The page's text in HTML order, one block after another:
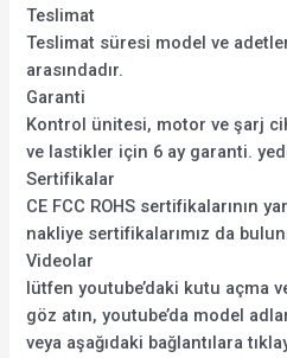
Teslimat
Teslimat süresi model ve
arasındadır.
Garanti
Kontrol ünitesi, motor ve şarj
ve lastikler için 6 ay garanti.
Sertifikalar
CE FCC ROHS sertifikalarının
nakliye sertifikalarımız da
Videolar
lütfen youtube’daki kutu açma
göz atın, youtube’da model
veya aşağıdaki bağlantılara